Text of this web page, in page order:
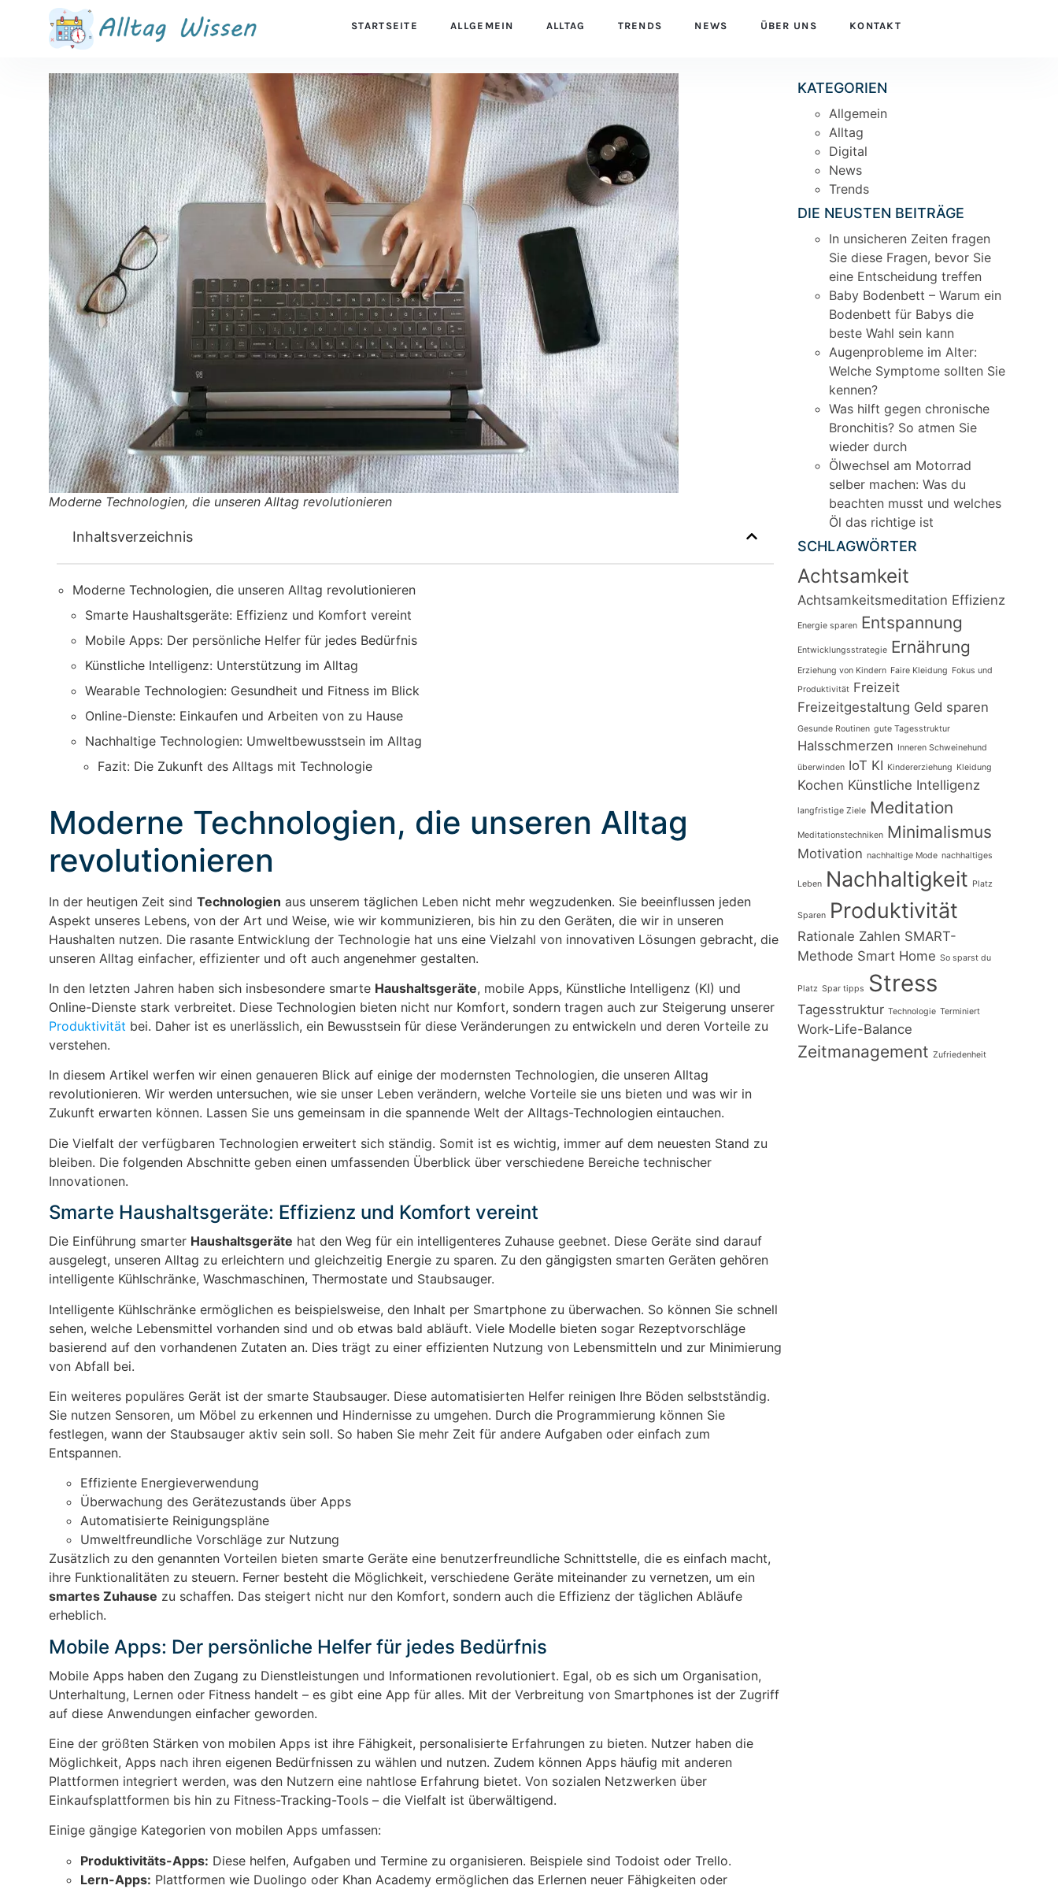
STARTSEITE ALLGEMEIN ALLTAG TRENDS NEWS ÜBER UNS KONTAKT
Moderne Technologien, die unseren Alltag revolutionieren
Inhaltsverzeichnis
Moderne Technologien, die unseren Alltag revolutionieren
Smarte Haushaltsgeräte: Effizienz und Komfort vereint
Mobile Apps: Der persönliche Helfer für jedes Bedürfnis
Künstliche Intelligenz: Unterstützung im Alltag
Wearable Technologien: Gesundheit und Fitness im Blick
Online-Dienste: Einkaufen und Arbeiten von zu Hause
Nachhaltige Technologien: Umweltbewusstsein im Alltag
Fazit: Die Zukunft des Alltags mit Technologie
Moderne Technologien, die unseren Alltag
revolutionieren
In der heutigen Zeit sind Technologien aus unserem täglichen Leben nicht mehr wegzudenken. Sie beeinflussen jeden
Aspekt unseres Lebens, von der Art und Weise, wie wir kommunizieren, bis hin zu den Geräten, die wir in unseren
Haushalten nutzen. Die rasante Entwicklung der Technologie hat uns eine Vielzahl von innovativen Lösungen gebracht, die
unseren Alltag einfacher, effizienter und oft auch angenehmer gestalten.
In den letzten Jahren haben sich insbesondere smarte Haushaltsgeräte, mobile Apps, Künstliche Intelligenz (KI) und
Online-Dienste stark verbreitet. Diese Technologien bieten nicht nur Komfort, sondern tragen auch zur Steigerung unserer
Produktivität bei. Daher ist es unerlässlich, ein Bewusstsein für diese Veränderungen zu entwickeln und deren Vorteile zu
verstehen.
In diesem Artikel werfen wir einen genaueren Blick auf einige der modernsten Technologien, die unseren Alltag
revolutionieren. Wir werden untersuchen, wie sie unser Leben verändern, welche Vorteile sie uns bieten und was wir in
Zukunft erwarten können. Lassen Sie uns gemeinsam in die spannende Welt der Alltags-Technologien eintauchen.
Die Vielfalt der verfügbaren Technologien erweitert sich ständig. Somit ist es wichtig, immer auf dem neuesten Stand zu
bleiben. Die folgenden Abschnitte geben einen umfassenden Überblick über verschiedene Bereiche technischer
Innovationen.
Smarte Haushaltsgeräte: Effizienz und Komfort vereint
Die Einführung smarter Haushaltsgeräte hat den Weg für ein intelligenteres Zuhause geebnet. Diese Geräte sind darauf
ausgelegt, unseren Alltag zu erleichtern und gleichzeitig Energie zu sparen. Zu den gängigsten smarten Geräten gehören
intelligente Kühlschränke, Waschmaschinen, Thermostate und Staubsauger.
Intelligente Kühlschränke ermöglichen es beispielsweise, den Inhalt per Smartphone zu überwachen. So können Sie schnell
sehen, welche Lebensmittel vorhanden sind und ob etwas bald abläuft. Viele Modelle bieten sogar Rezeptvorschläge
basierend auf den vorhandenen Zutaten an. Dies trägt zu einer effizienten Nutzung von Lebensmitteln und zur Minimierung
von Abfall bei.
Ein weiteres populäres Gerät ist der smarte Staubsauger. Diese automatisierten Helfer reinigen Ihre Böden selbstständig.
Sie nutzen Sensoren, um Möbel zu erkennen und Hindernisse zu umgehen. Durch die Programmierung können Sie
festlegen, wann der Staubsauger aktiv sein soll. So haben Sie mehr Zeit für andere Aufgaben oder einfach zum
Entspannen.
Effiziente Energieverwendung
Überwachung des Gerätezustands über Apps
Automatisierte Reinigungspläne
Umweltfreundliche Vorschläge zur Nutzung
Zusätzlich zu den genannten Vorteilen bieten smarte Geräte eine benutzerfreundliche Schnittstelle, die es einfach macht,
ihre Funktionalitäten zu steuern. Ferner besteht die Möglichkeit, verschiedene Geräte miteinander zu vernetzen, um ein
smartes Zuhause zu schaffen. Das steigert nicht nur den Komfort, sondern auch die Effizienz der täglichen Abläufe
erheblich.
Mobile Apps: Der persönliche Helfer für jedes Bedürfnis
Mobile Apps haben den Zugang zu Dienstleistungen und Informationen revolutioniert. Egal, ob es sich um Organisation,
Unterhaltung, Lernen oder Fitness handelt – es gibt eine App für alles. Mit der Verbreitung von Smartphones ist der Zugriff
auf diese Anwendungen einfacher geworden.
Eine der größten Stärken von mobilen Apps ist ihre Fähigkeit, personalisierte Erfahrungen zu bieten. Nutzer haben die
Möglichkeit, Apps nach ihren eigenen Bedürfnissen zu wählen und nutzen. Zudem können Apps häufig mit anderen
Plattformen integriert werden, was den Nutzern eine nahtlose Erfahrung bietet. Von sozialen Netzwerken über
Einkaufsplattformen bis hin zu Fitness-Tracking-Tools – die Vielfalt ist überwältigend.
Einige gängige Kategorien von mobilen Apps umfassen:
Produktivitäts-Apps: Diese helfen, Aufgaben und Termine zu organisieren. Beispiele sind Todoist oder Trello.
Lern-Apps: Plattformen wie Duolingo oder Khan Academy ermöglichen das Erlernen neuer Fähigkeiten oder
KATEGORIEN
Allgemein
Alltag
Digital
News
Trends
DIE NEUSTEN BEITRÄGE
In unsicheren Zeiten fragen
Sie diese Fragen, bevor Sie
eine Entscheidung treffen
Baby Bodenbett – Warum ein
Bodenbett für Babys die
beste Wahl sein kann
Augenprobleme im Alter:
Welche Symptome sollten Sie
kennen?
Was hilft gegen chronische
Bronchitis? So atmen Sie
wieder durch
Ölwechsel am Motorrad
selber machen: Was du
beachten musst und welches
Öl das richtige ist
SCHLAGWÖRTER
Achtsamkeit
Achtsamkeitsmeditation Effizienz
Energie sparen Entspannung
Entwicklungsstrategie Ernährung
Erziehung von Kindern Faire Kleidung Fokus und
Produktivität Freizeit
Freizeitgestaltung Geld sparen
Gesunde Routinen gute Tagesstruktur
Halsschmerzen Inneren Schweinehund
überwinden IoT KI Kindererziehung Kleidung
Kochen Künstliche Intelligenz
langfristige Ziele Meditation
Meditationstechniken Minimalismus
Motivation nachhaltige Mode nachhaltiges
Leben Nachhaltigkeit Platz
Sparen Produktivität
Rationale Zahlen SMART-
Methode Smart Home So sparst du
Platz Spar tipps Stress
Tagesstruktur Technologie Terminiert
Work-Life-Balance
Zeitmanagement Zufriedenheit